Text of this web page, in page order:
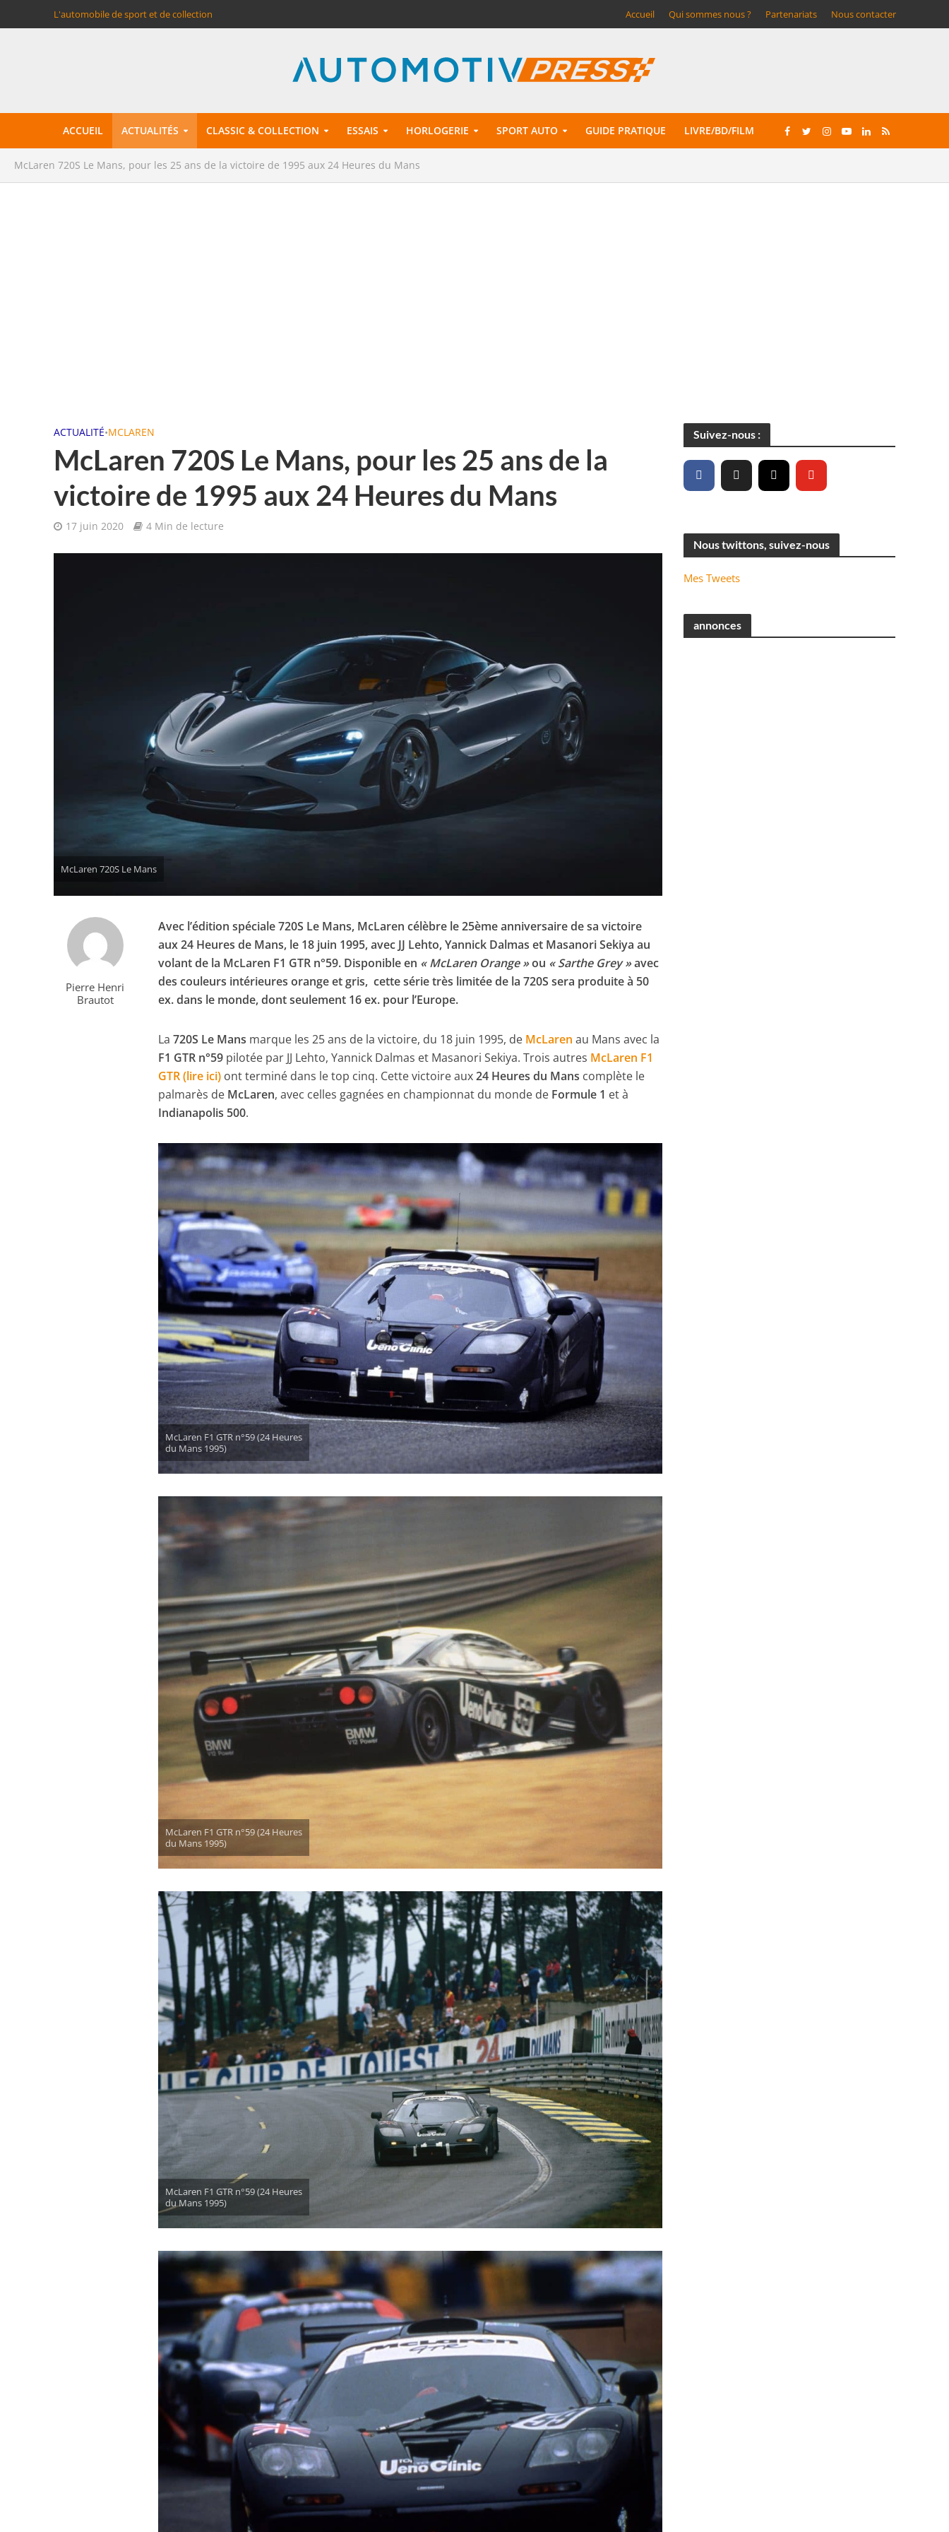
L'automobile de sport et de collection Accueil Qui sommes nous ? Partenariats Nous contacter
ACCUEIL ACTUALITÉS CLASSIC & COLLECTION ESSAIS HORLOGERIE SPORT AUTO GUIDE PRATIQUE LIVRE/BD/FILM
McLaren 720S Le Mans, pour les 25 ans de la victoire de 1995 aux 24 Heures du Mans
ACTUALITÉ•MCLAREN
McLaren 720S Le Mans, pour les 25 ans de la
victoire de 1995 aux 24 Heures du Mans
17 juin 2020 4 Min de lecture
McLaren 720S Le Mans
Pierre Henri
Brautot
Avec l’édition spéciale 720S Le Mans, McLaren célèbre le 25ème anniversaire de sa victoire
aux 24 Heures de Mans, le 18 juin 1995, avec JJ Lehto, Yannick Dalmas et Masanori Sekiya au
volant de la McLaren F1 GTR n°59. Disponible en « McLaren Orange »ou « Sarthe Grey »avec
des couleurs intérieures orange et gris, cette série très limitée de la 720S sera produite à 50
ex. dans le monde, dont seulement 16 ex. pour l’Europe.
La720S Le Mans marque les 25 ans de la victoire, du 18 juin 1995, de McLaren au Mans avec la
F1 GTR n°59 pilotée par JJ Lehto, Yannick Dalmas et Masanori Sekiya. Trois autres McLaren F1
GTR (lire ici) ont terminé dans le top cinq. Cette victoire aux24 Heures du Mans complète le
palmarès de McLaren, avec celles gagnées en championnat du monde de Formule 1 et à
Indianapolis 500.
McLaren F1 GTR n°59 (24 Heures
du Mans 1995)
McLaren F1 GTR n°59 (24 Heures
du Mans 1995)
McLaren F1 GTR n°59 (24 Heures
du Mans 1995)
Suivez-nous :
Nous twittons, suivez-nous
Mes Tweets
annonces